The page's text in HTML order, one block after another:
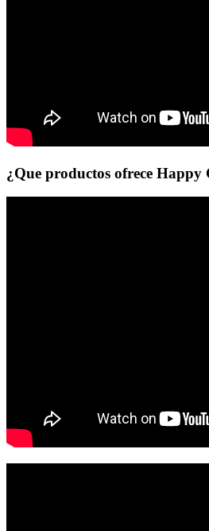
¿Que productos ofrece